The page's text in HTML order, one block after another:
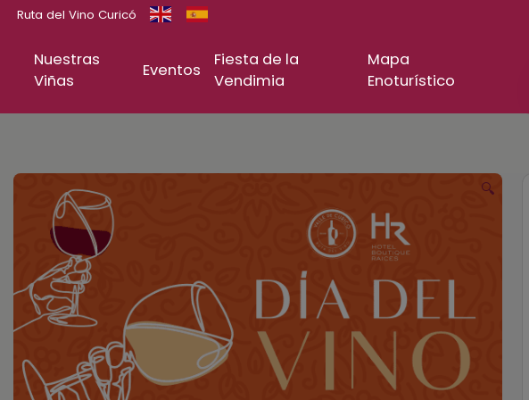
Ruta del Vino Curicó
Nuestras
Viñas
Eventos
Fiesta de la
Vendimia
Mapa
Enoturístico
🔍